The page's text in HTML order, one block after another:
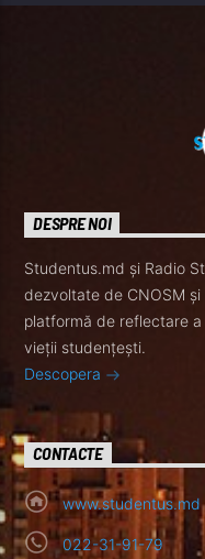
DESPRE NOI
Studentus.md și Radio
dezvoltate de CNOSM
platformă de reflectare
vieții studențești.
Descopera
CONTACTE
www.studentus.md
022-31-91-79